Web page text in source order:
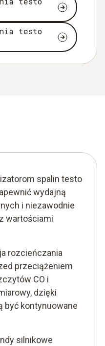
testo
spalin testo
wydajną
i niezawodnie
wartościami
rozcieńczania
przeciążeniem
CO i
dzięki
być kontynuowane
silnikowe